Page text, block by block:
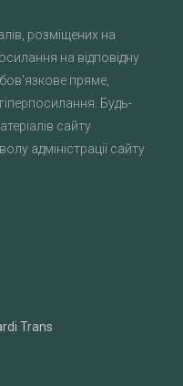
розміщених на
на відповідну
пряме,
Будь-
сайту
адміністрації сайту
Trans